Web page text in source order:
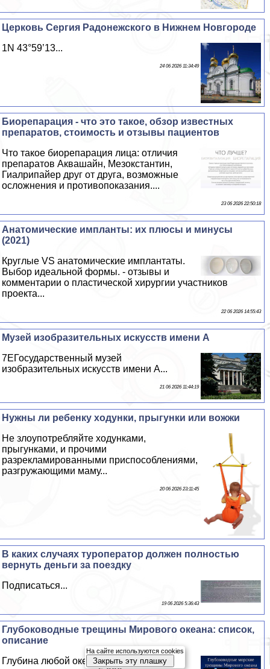
Церковь Сергия Радонежского в Нижнем Новгороде
1N 43°59’13...
24 06 2026 11:34:49
Биорепарация - что это такое, обзор известных
препаратов, стоимость и отзывы пациентов
Что такое биорепарация лица: отличия
препаратов Аквашайн, Мезокстантин,
Гиалрипайер друг от друга, возможные
осложнения и противопоказания....
23 06 2026 22:50:18
Анатомические импланты: их плюсы и минусы
(2021)
Круглые VS анатомические имплантаты.
Выбор идеальной формы. - отзывы и
комментарии о пластической хирургии участников
проекта...
22 06 2026 14:55:43
Музей изобразительных искусств имени А
7EГосударственный музей
изобразительных искусств имени А...
21 06 2026 11:44:19
Нужны ли ребенку ходунки, прыгунки или вожжи
Не злоупотрeбляйте ходунками,
прыгунками, и прочими
разрекламированными приспособлениями,
разгружающими маму...
20 06 2026 23:11:45
В каких случаях туроператор должен полностью
вернуть деньги за поездку
Подписаться...
19 06 2026 5:36:43
Глубоководные трещины Мирового океана: список,
описание
Глубина любой океанической трещины
На сайте используются cookies
Закрыть эту плашку